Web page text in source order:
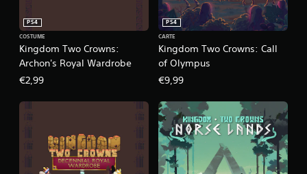
Kingdom Two Crowns:
Archon's Royal Wardrobe
PS4
COSTUME
€2,99
Kingdom Two Crowns: Call
of Olympus
PS4
CARTE
€9,99